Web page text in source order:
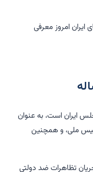
ایران امروز معرفی
سال ۲۰۲۰ رئیس مجلس ایران است، به عنوان
ملی، و همچنین
تظاهرات ضد دولتی